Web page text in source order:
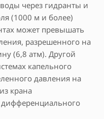
через гидранты и
(1000 м и более)
может превышать
разрешенного на
(6,8 атм). Другой
капельного
давления на
крана